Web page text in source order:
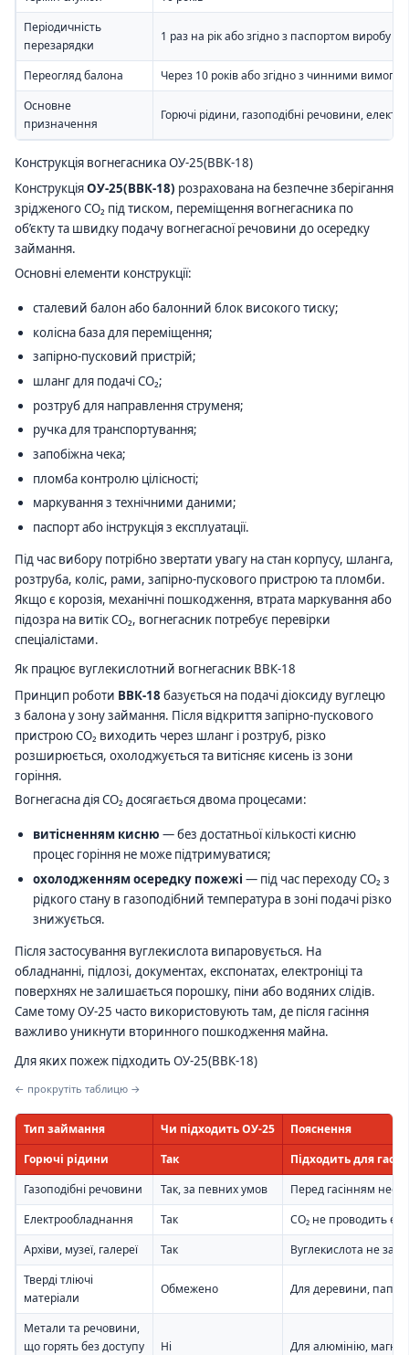
Періодичність
перезарядки
1 раз на рік або згідно з паспортом виробу
Переогляд балона
Через 10 років або згідно з чинними
Основне
призначення
Горючі рідини, газоподібні речовини,
Конструкція вогнегасника ОУ-25(ВВК-18)
КонструкціяОУ-25(ВВК-18) розрахована на безпечне зберігання
зрідженого CO₂ під тиском, переміщення вогнегасника по
об’єкту та швидку подачу вогнегасної речовини до осередку
займання.
Основні елементи конструкції:
сталевий балон або балонний блок високого тиску;
колісна база для переміщення;
запірно-пусковий пристрій;
шланг для подачі CO₂;
розтруб для направлення струменя;
ручка для транспортування;
запобіжна чека;
пломба контролю цілісності;
маркування з технічними даними;
паспорт або інструкція з експлуатації.
Під час вибору потрібно звертати увагу на стан корпусу, шланга,
розтруба, коліс, рами, запірно-пускового пристрою та пломби.
Якщо є корозія, механічні пошкодження, втрата маркування або
підозра на витік CO₂, вогнегасник потребує перевірки
спеціалістами.
Як працює вуглекислотний вогнегасник ВВК-18
Принцип роботи ВВК-18 базується на подачі діоксиду вуглецю
з балона у зону займання. Після відкриття запірно-пускового
пристрою CO₂ виходить через шланг і розтруб, різко
розширюється, охолоджується та витісняє кисень із зони
горіння.
Вогнегасна дія CO₂ досягається двома процесами:
витісненням кисню — без достатньої кількості кисню
процес горіння не може підтримуватися;
охолодженням осередку пожежі — під час переходу CO₂ з
рідкого стану в газоподібний температура в зоні подачі різко
знижується.
Після застосування вуглекислота випаровується. На
обладнанні, підлозі, документах, експонатах, електроніці та
поверхнях не залишається порошку, піни або водяних слідів.
Саме тому ОУ-25 часто використовують там, де після гасіння
важливо уникнути вторинного пошкодження майна.
Для яких пожеж підходить ОУ-25(ВВК-18)
← прокрутіть таблицю →
Тип займання Чи підходить ОУ-25
Пояснення
Горючі рідини
Так
Підходить для
Газоподібні речовини
Так, за певних умов
Перед гасінням
Електрообладнання
Так
CO₂ не проводить
Архіви, музеї, галереї
Так
Вуглекислота не
Тверді тліючі
матеріали
Обмежено Для деревини,
Метали та речовини,
що горять без доступу
Ні Для алюмінію,